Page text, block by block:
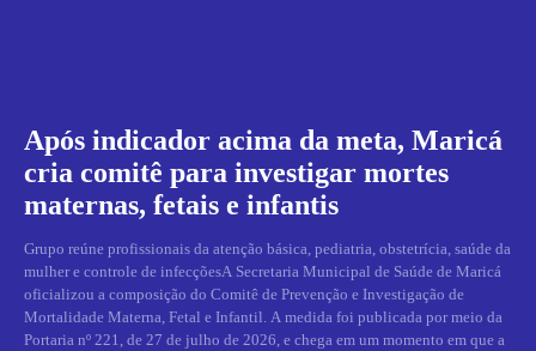
Após indicador acima da meta, Maricá
cria comitê para investigar mortes
maternas, fetais e infantis
Grupo reúne profissionais da atenção básica, pediatria, obstetrícia, saúde da
mulher e controle de infecçõesA Secretaria Municipal de Saúde de Maricá
oficializou a composição do Comitê de Prevenção e Investigação de
Mortalidade Materna, Fetal e Infantil. A medida foi publicada por meio da
Portaria nº 221, de 27 de julho de 2026, e chega em um momento em que a